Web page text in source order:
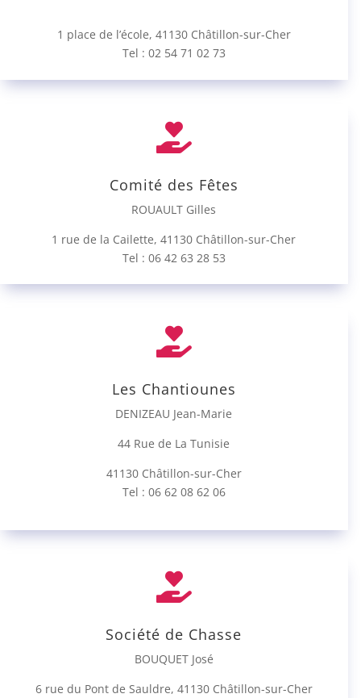
1 place de l’école, 41130 Châtillon-sur-Cher
Tel : 02 54 71 02 73

Comité des Fêtes
ROUAULT Gilles
1 rue de la Cailette, 41130 Châtillon-sur-Cher
Tel : 06 42 63 28 53

Les Chantiounes
DENIZEAU Jean-Marie
44 Rue de La Tunisie
41130 Châtillon-sur-Cher
Tel : 06 62 08 62 06

Société de Chasse
BOUQUET José
6 rue du Pont de Sauldre, 41130 Châtillon-sur-Cher